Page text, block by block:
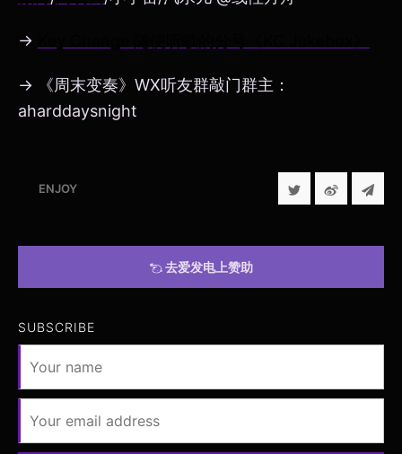
→
→ 《周末变奏》WX听友群敲门群主：
aharddaysnight
ENJOY
去爱发电上赞助
SUBSCRIBE